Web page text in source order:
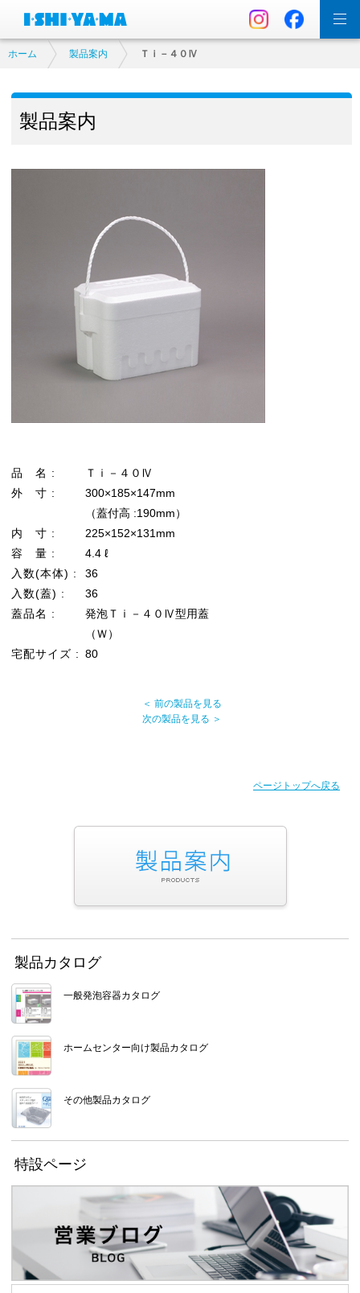
ホーム 製品案内 Ｔｉ－４０Ⅳ
製品案内
品 名 :
Ｔｉ－４０Ⅳ
外 寸 :
300×185×147mm
（蓋付高 :190mm）
内 寸 :
225×152×131mm
容 量 :
4.4 ℓ
入数(本体) :
36
入数(蓋) :
36
蓋品名 :
発泡Ｔｉ－４０Ⅳ型用蓋
（Ｗ）
宅配サイズ : 80
＜ 前の製品を見る
次の製品を見る ＞
ページトップへ戻る
製品カタログ
一般発泡容器カタログ
ホームセンター向け製品カタログ
その他製品カタログ
特設ページ